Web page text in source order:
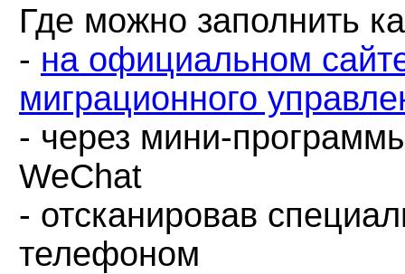
Где можно заполнить
- на официальном
миграционного
- через мини-
WeChat
- отсканировав
телефоном